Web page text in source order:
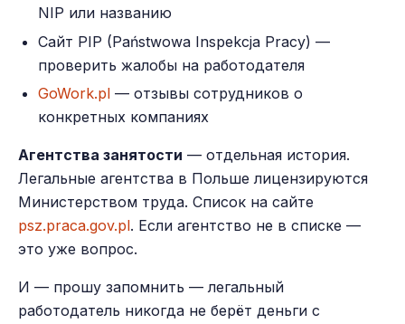
NIP или названию
Сайт PIP (Państwowa Inspekcja Pracy) —
проверить жалобы на работодателя
GoWork.pl — отзывы сотрудников о
конкретных компаниях
Агентства занятости — отдельная история.
Легальные агентства в Польше лицензируются
Министерством труда. Список на сайте
psz.praca.gov.pl. Если агентство не в списке —
это уже вопрос.
И — прошу запомнить — легальный
работодатель никогда не берёт деньги с